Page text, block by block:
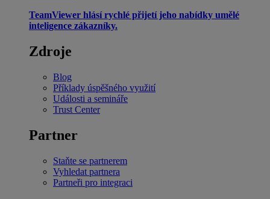
TeamViewer hlásí rychlé přijetí jeho nabídky umělé
inteligence zákazníky.
Zdroje
Blog
Příklady úspěšného využití
Události a semináře
Trust Center
Partner
Staňte se partnerem
Vyhledat partnera
Partneři pro integraci